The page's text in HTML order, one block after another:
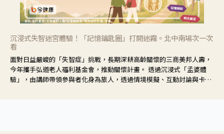
沉浸式失智迷宮體驗！「記憶鑰匙圈」打開迷霧。北中南場次一次
看
面對日益嚴峻的「失智症」挑戰，長期深耕高齡關懷的三商美邦人壽，
今年攜手弘道老人福利基金會，推動關懷計畫。 透過沉浸式「孟婆體
驗」，由講師帶領參與者化身為旅人，透過情境模擬、互動討論與卡牌